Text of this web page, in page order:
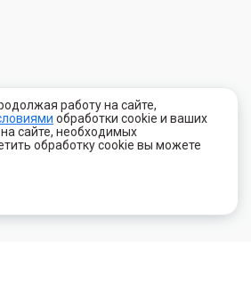
работу на сайте,
обработки cookie и ваших
сайте, необходимых
обработку cookie вы можете